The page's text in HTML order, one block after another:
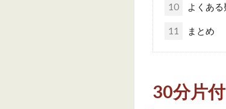
10 よくある
11 まとめ
30分片